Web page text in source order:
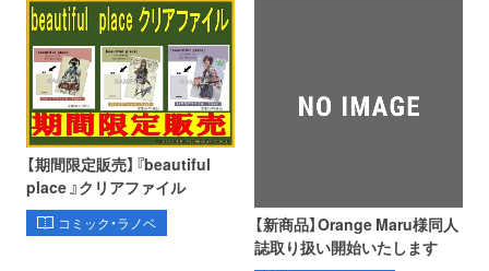
【期間限定販売】『beautiful
place 』クリアファイル
コミック・ラノベ
【新商品】Orange Maru様同人
誌取り扱い開始いたします